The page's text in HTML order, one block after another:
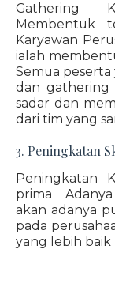
Gathering
Membentuk
Karyawan
ialah
Semua
dan gathering
sadar dan
dari tim yang
3. Peningkatan
Peningkatan
prima Adanya
akan adanya
pada
yang lebih baik